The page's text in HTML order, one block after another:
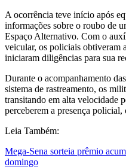
A ocorrência teve início após
informações sobre o roubo de
Espaço Alternativo. Com o
veicular, os policiais obtiveram
iniciaram diligências para sua
Durante o acompanhamento
sistema de rastreamento, os
transitando em alta velocidade
perceberem a presença
Leia Também:
Mega-Sena sorteia prêmio
domingo